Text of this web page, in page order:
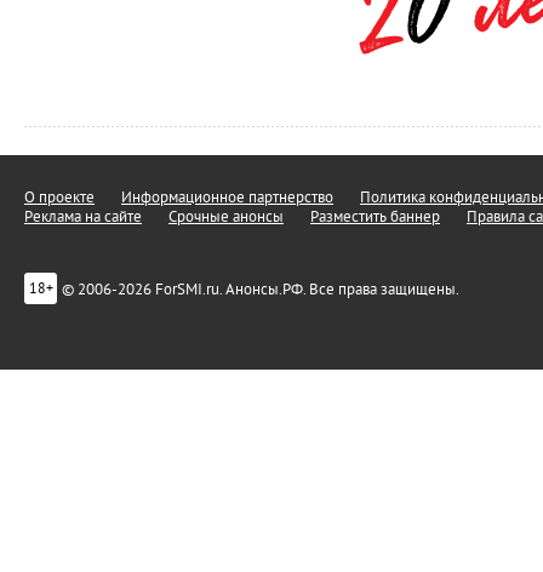
О проекте Информационное партнерство
Политика
Реклама на сайте
Срочные анонсы Разместить баннер Правила
18+ © 2006-2026 ForSMI.ru. Анонсы.РФ. Все права защищены.